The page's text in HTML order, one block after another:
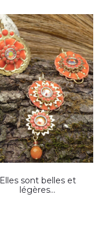
Elles sont belles et
légères…